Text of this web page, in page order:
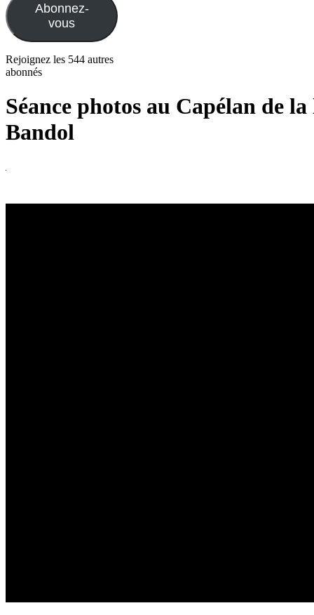
Abonnez-
vous
Rejoignez les 544 autres
abonnés
Séance photos au Capélan de
Bandol